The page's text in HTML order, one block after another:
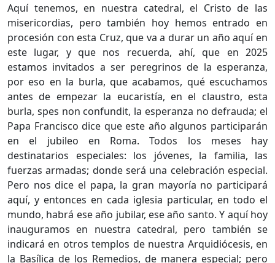
Aquí tenemos, en nuestra catedral, el Cristo de las
misericordias, pero también hoy hemos entrado en
procesión con esta Cruz, que va a durar un año aquí en
este lugar, y que nos recuerda, ahí, que en 2025
estamos invitados a ser peregrinos de la esperanza,
por eso en la burla, que acabamos, qué escuchamos
antes de empezar la eucaristía, en el claustro, esta
burla, spes non confundit, la esperanza no defrauda; el
Papa Francisco dice que este año algunos participarán
en el jubileo en Roma. Todos los meses hay
destinatarios especiales: los jóvenes, la familia, las
fuerzas armadas; donde será una celebración especial.
Pero nos dice el papa, la gran mayoría no participará
aquí, y entonces en cada iglesia particular, en todo el
mundo, habrá ese año jubilar, ese año santo. Y aquí hoy
inauguramos en nuestra catedral, pero también se
indicará en otros templos de nuestra Arquidiócesis, en
la Basílica de los Remedios, de manera especial; pero